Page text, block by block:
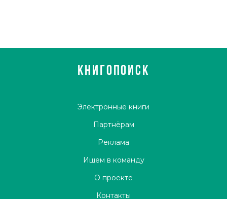
КНИГОПОИСК
Электронные книги
Партнёрам
Реклама
Ищем в команду
О проекте
Контакты